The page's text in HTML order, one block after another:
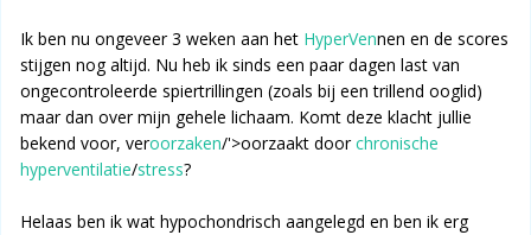
Ik ben nu ongeveer 3 weken aan het HyperVennen en de scores
stijgen nog altijd. Nu heb ik sinds een paar dagen last van
ongecontroleerde spiertrillingen (zoals bij een trillend ooglid)
maar dan over mijn gehele lichaam. Komt deze klacht jullie
bekend voor, veroorzaken/'>oorzaakt doorchronische
hyperventilatie/stress?
Helaas ben ik wat hypochondrisch aangelegd en ben ik erg